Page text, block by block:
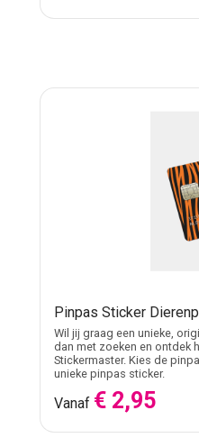
Pinpas Sticker
Wil jij graag een unieke,
dan met zoeken en ontdek
Stickermaster. Kies de
unieke pinpas sticker.
Vanaf € 2,95